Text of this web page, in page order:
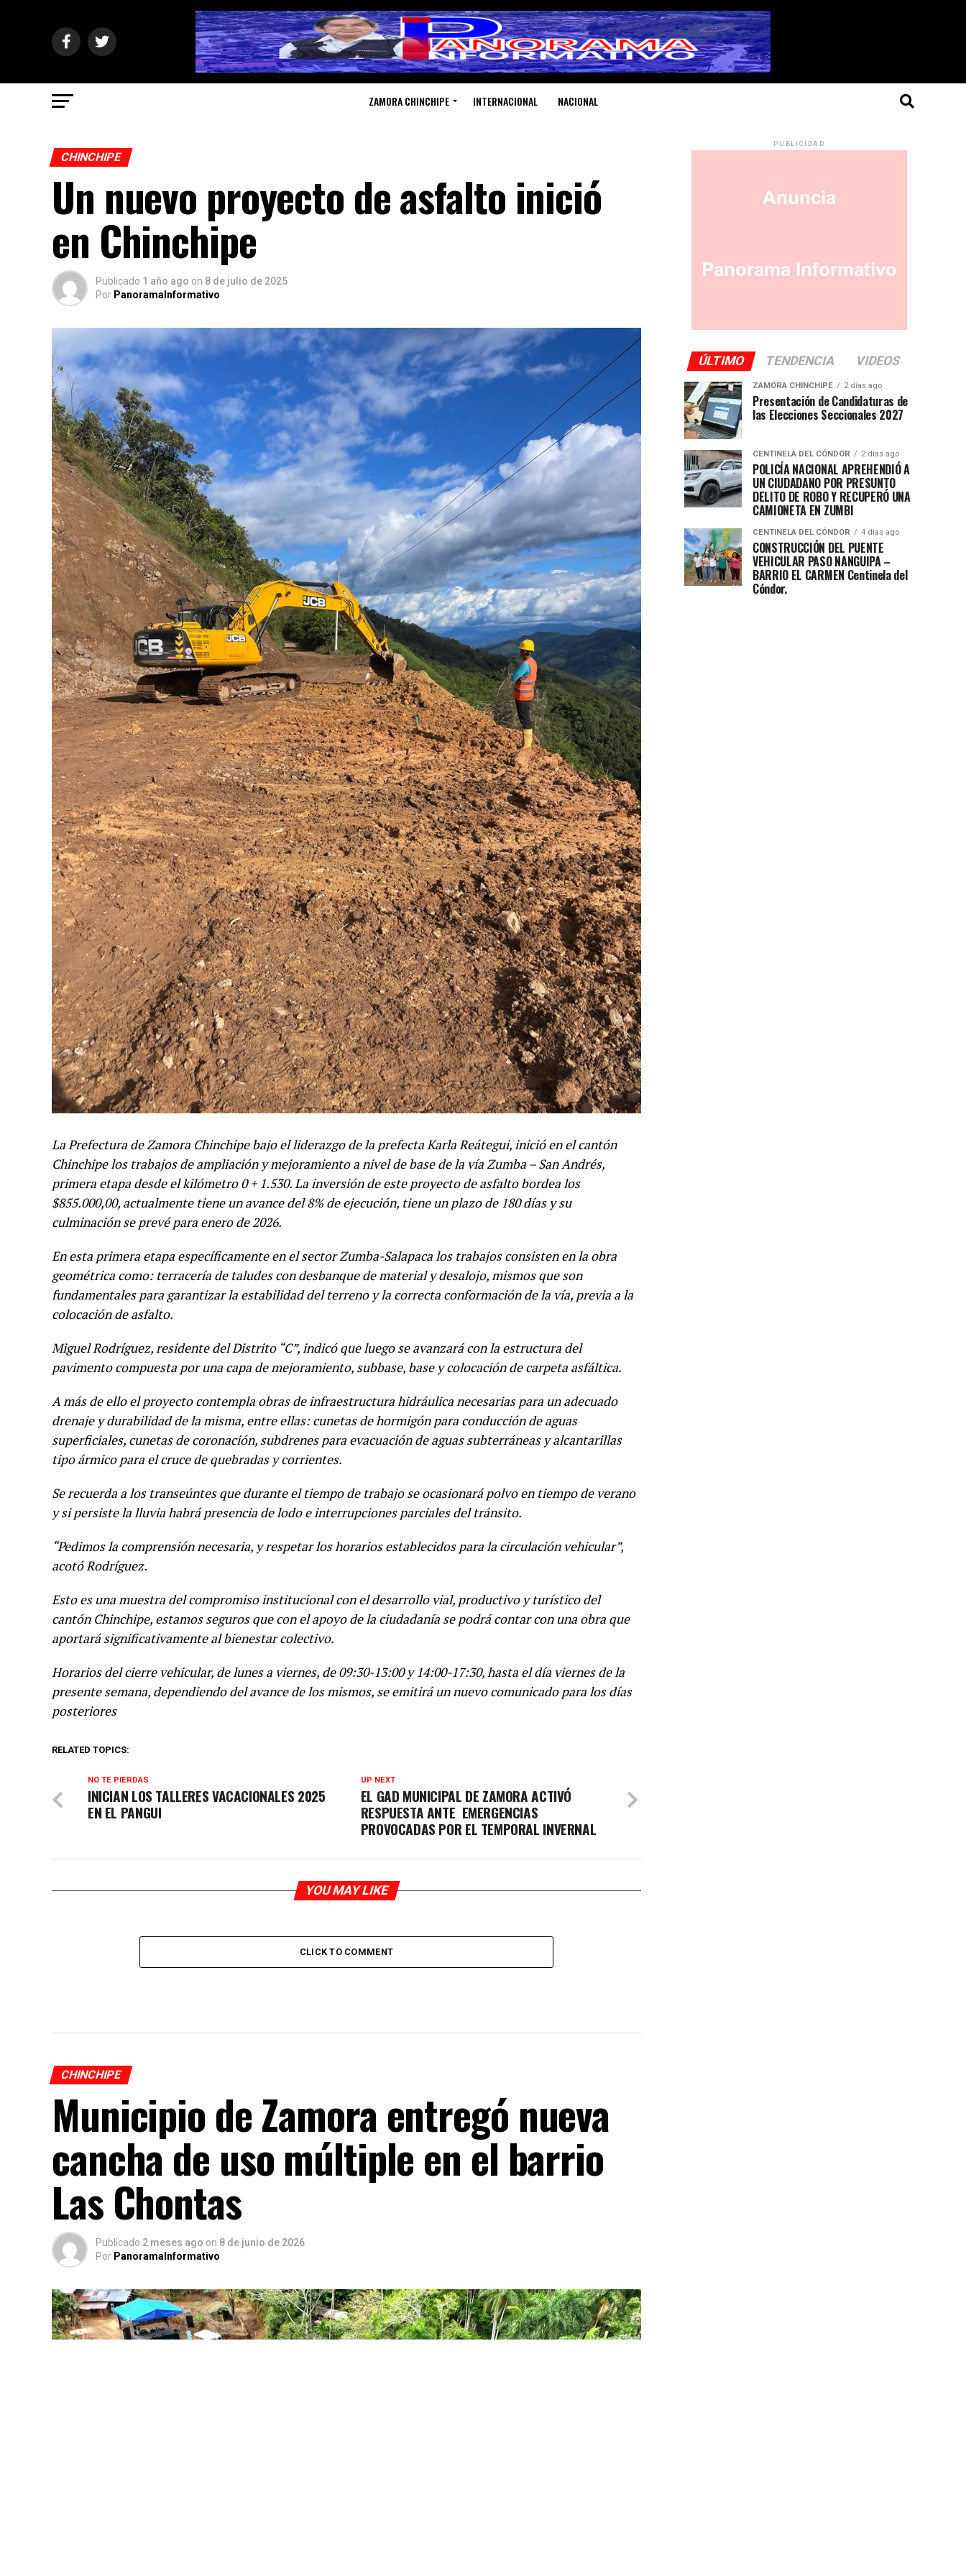
ZAMORA CHINCHIPE INTERNACIONAL NACIONAL
CHINCHIPE
Un nuevo proyecto de asfalto inició
en Chinchipe
Publicado 1 año ago on 8 de julio de 2025
Por PanoramaInformativo
La Prefectura de Zamora Chinchipe bajo el liderazgo de la prefecta Karla Reátegui, inició en el cantón
Chinchipe los trabajos de ampliación y mejoramiento a nivel de base de la vía Zumba – San Andrés,
primera etapa desde el kilómetro 0 + 1.530. La inversión de este proyecto de asfalto bordea los
$855.000,00, actualmente tiene un avance del 8% de ejecución, tiene un plazo de 180 días y su
culminación se prevé para enero de 2026.
En esta primera etapa específicamente en el sector Zumba-Salapaca los trabajos consisten en la obra
geométrica como: terracería de taludes con desbanque de material y desalojo, mismos que son
fundamentales para garantizar la estabilidad del terreno y la correcta conformación de la vía, previa a la
colocación de asfalto.
Miguel Rodríguez, residente del Distrito “C”, indicó que luego se avanzará con la estructura del
pavimento compuesta por una capa de mejoramiento, subbase, base y colocación de carpeta asfáltica.
A más de ello el proyecto contempla obras de infraestructura hidráulica necesarias para un adecuado
drenaje y durabilidad de la misma, entre ellas: cunetas de hormigón para conducción de aguas
superficiales, cunetas de coronación, subdrenes para evacuación de aguas subterráneas y alcantarillas
tipo ármico para el cruce de quebradas y corrientes.
Se recuerda a los transeúntes que durante el tiempo de trabajo se ocasionará polvo en tiempo de verano
y si persiste la lluvia habrá presencia de lodo e interrupciones parciales del tránsito.
“Pedimos la comprensión necesaria, y respetar los horarios establecidos para la circulación vehicular”,
acotó Rodríguez.
Esto es una muestra del compromiso institucional con el desarrollo vial, productivo y turístico del
cantón Chinchipe, estamos seguros que con el apoyo de la ciudadanía se podrá contar con una obra que
aportará significativamente al bienestar colectivo.
Horarios del cierre vehicular, de lunes a viernes, de 09:30-13:00 y 14:00-17:30, hasta el día viernes de la
presente semana, dependiendo del avance de los mismos, se emitirá un nuevo comunicado para los días
posteriores
RELATED TOPICS:
UP NEXT
EL GAD MUNICIPAL DE ZAMORA ACTIVÓ
RESPUESTA ANTE EMERGENCIAS
PROVOCADAS POR EL TEMPORAL INVERNAL
NO TE PIERDAS
INICIAN LOS TALLERES VACACIONALES 2025
EN EL PANGUI
YOU MAY LIKE
CLICK TO COMMENT
CHINCHIPE
Municipio de Zamora entregó nueva
cancha de uso múltiple en el barrio
Las Chontas
Publicado 2 meses ago on 8 de junio de 2026
Por PanoramaInformativo
PUBLICIDAD
ÚLTIMO TENDENCIA VIDEOS
ZAMORA CHINCHIPE 2 días ago
Presentación de Candidaturas de
las Elecciones Seccionales 2027
CENTINELA DEL CÓNDOR 2 días ago
POLICÍA NACIONAL APREHENDIÓ A
UN CIUDADANO POR PRESUNTO
DELITO DE ROBO Y RECUPERÓ UNA
CAMIONETA EN ZUMBI
CENTINELA DEL CÓNDOR 4 días ago
CONSTRUCCIÓN DEL PUENTE
VEHICULAR PASO NANGUIPA –
BARRIO EL CARMEN Centinela del
Cóndor.